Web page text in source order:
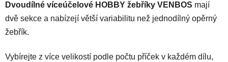
Dvoudílné víceúčelové HOBBY žebříky VENBOS mají
dvě sekce a nabízejí větší variabilitu než jednodílný opěrný
žebřík.
Vybírejte z více velikostí podle počtu příček v každém dílu,